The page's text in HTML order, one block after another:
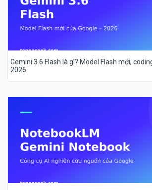
Gemini 3.6 Flash là gì? Model Flash mới,
2026